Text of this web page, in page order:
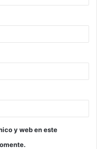
y web en este